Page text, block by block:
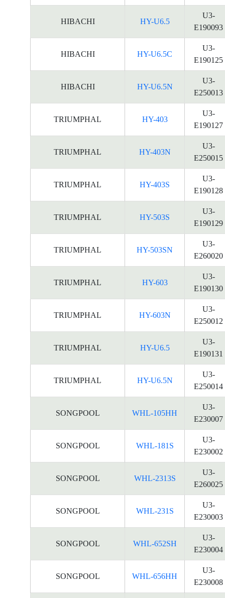
HIBACHI HY-U6.5
U3-
E190093
HIBACHI HY-U6.5C
U3-
E190125
HIBACHI HY-U6.5N
U3-
E250013
TRIUMPHAL HY-403
U3-
E190127
TRIUMPHAL HY-403N
U3-
E250015
TRIUMPHAL HY-403S
U3-
E190128
TRIUMPHAL HY-503S
U3-
E190129
TRIUMPHAL HY-503SN
U3-
E260020
TRIUMPHAL HY-603
U3-
E190130
TRIUMPHAL HY-603N
U3-
E250012
TRIUMPHAL HY-U6.5
U3-
E190131
TRIUMPHAL HY-U6.5N
U3-
E250014
SONGPOOL WHL-105HH
U3-
E230007
SONGPOOL WHL-181S
U3-
E230002
SONGPOOL WHL-2313S
U3-
E260025
SONGPOOL WHL-231S
U3-
E230003
SONGPOOL WHL-652SH
U3-
E230004
SONGPOOL WHL-656HH
U3-
E230008